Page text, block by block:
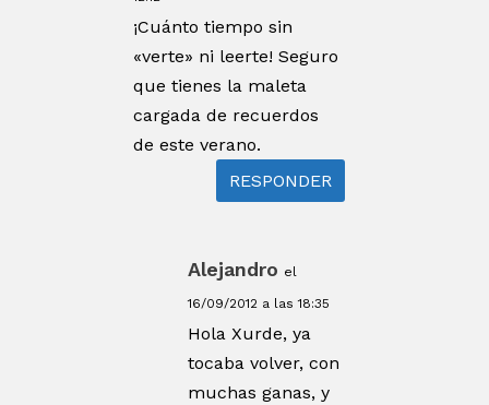
¡Cuánto tiempo sin
«verte» ni leerte! Seguro
que tienes la maleta
cargada de recuerdos
de este verano.
RESPONDER
Alejandro el
16/09/2012 a las 18:35
Hola Xurde, ya
tocaba volver, con
muchas ganas, y